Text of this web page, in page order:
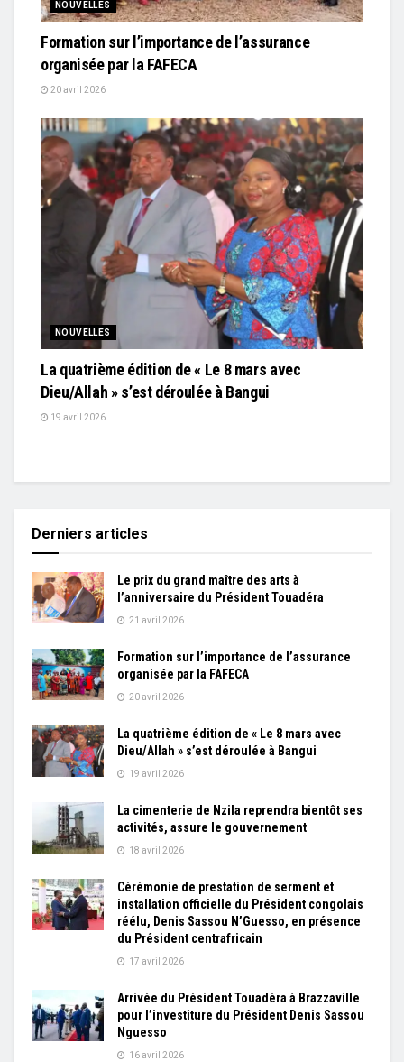
NOUVELLES
Formation sur l’importance de l’assurance
organisée par la FAFECA
20 avril 2026
NOUVELLES
La quatrième édition de « Le 8 mars avec
Dieu/Allah » s’est déroulée à Bangui
19 avril 2026
Derniers articles
Le prix du grand maître des arts à
l’anniversaire du Président Touadéra
21 avril 2026
Formation sur l’importance de l’assurance
organisée par la FAFECA
20 avril 2026
La quatrième édition de « Le 8 mars avec
Dieu/Allah » s’est déroulée à Bangui
19 avril 2026
La cimenterie de Nzila reprendra bientôt ses
activités, assure le gouvernement
18 avril 2026
Cérémonie de prestation de serment et
installation officielle du Président congolais
réélu, Denis Sassou N’Guesso, en présence
du Président centrafricain
17 avril 2026
Arrivée du Président Touadéra à Brazzaville
pour l’investiture du Président Denis Sassou
Nguesso
16 avril 2026